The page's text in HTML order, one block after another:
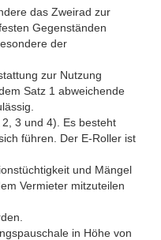
das Zweirad zur
Gegenständen
der
zur Nutzung
Satz 1 abweichende
3 und 4). Es besteht
führen. Der E-Roller ist
und Mängel
Vermieter mitzuteilen
in Höhe von